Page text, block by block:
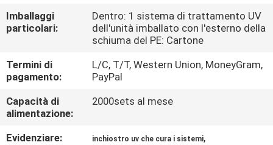
CONTATTICI
RICHIEDA
UNA
CITAZIONE
Imballaggi
particolari:
Dentro: 1 sistema di trattamento UV
dell'unità imballato con l'esterno della
schiuma del PE: Cartone
Termini di
pagamento:
L/C, T/T, Western Union, MoneyGram,
PayPal
Capacità di
alimentazione:
2000sets al mese
Evidenziare: inchiostro uv che cura i sistemi,